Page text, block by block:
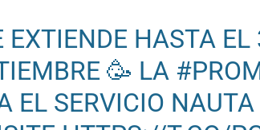
EXTIENDE HASTA EL
🥳 LA
EL SERVICIO